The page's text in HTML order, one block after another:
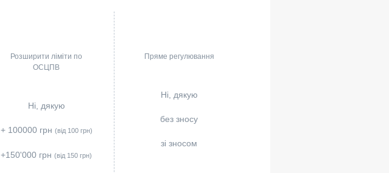
Розширити ліміти по
ОСЦПВ
Ні, дякую
+ 100000 грн (від 100 грн)
+150'000 грн (від 150 грн)
Пряме регулювання
Ні, дякую
без зносу
зі зносом